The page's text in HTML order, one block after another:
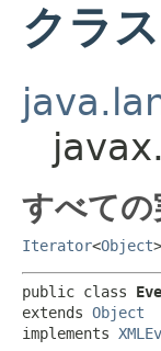
クラ
すべて
Iterator<Object>
public class
extends Object
implements